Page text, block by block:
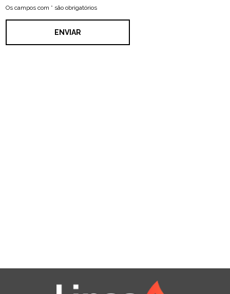
Os campos com * são obrigatórios
ENVIAR